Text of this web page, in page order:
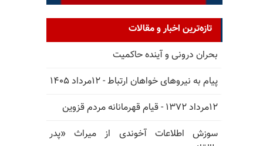
تازه‌ترین اخبار و مقالات
بحران درونی و آینده حاکمیت
پیام به نیروهای خواهان ارتباط - ۱۲مرداد ۱۴۰۵
۱۲مرداد ۱۳۷۲ - قیام قهرمانانه مردم قزوین
سوزش اطلاعات آخوندی از میراث «پدر